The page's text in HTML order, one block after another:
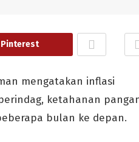
Pinterest
mengatakan inflasi
ketahanan
bulan ke depan.